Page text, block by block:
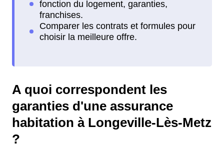
A quoi correspondent les
garanties d'une assurance
habitation à Longeville-Lès-Metz
?